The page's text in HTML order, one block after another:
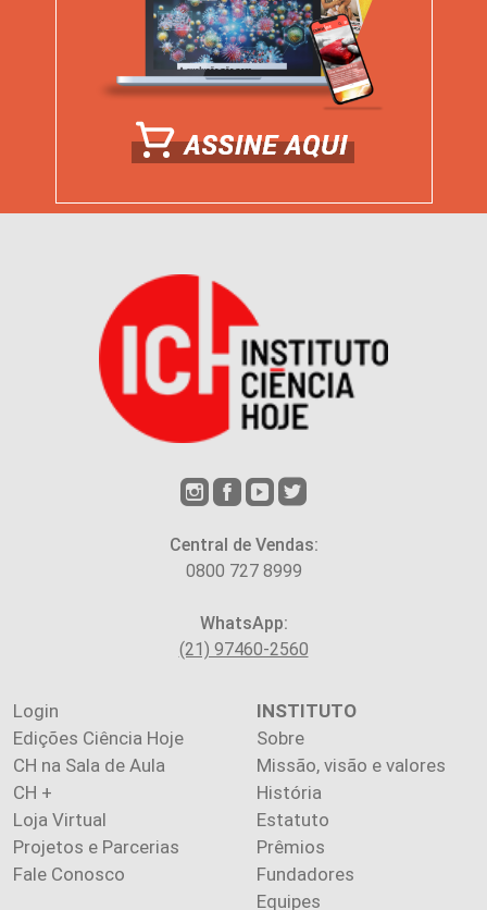
Central de Vendas:
0800 727 8999
WhatsApp:
(21) 97460-2560
Login
Edições Ciência Hoje
CH na Sala de Aula
CH +
Loja Virtual
Projetos e Parcerias
Fale Conosco
INSTITUTO
Sobre
Missão, visão e valores
História
Estatuto
Prêmios
Fundadores
Equipes